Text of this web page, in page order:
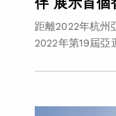
距離2022年杭州
2022年第19屆亞